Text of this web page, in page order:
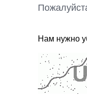
Нам нужно